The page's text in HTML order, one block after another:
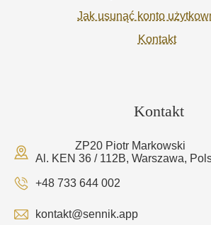
Jak usunąć konto
Kontakt
Kontakt
ZP20 Piotr Markowski
Al. KEN 36 / 112B, Warszawa,
+48 733 644 002
kontakt@sennik.app